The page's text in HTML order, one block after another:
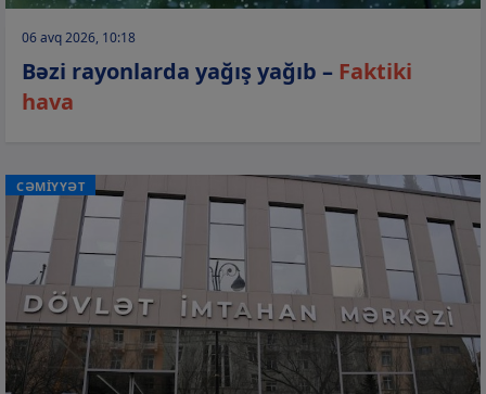
06 avq 2026, 10:18
Bəzi rayonlarda yağış yağıb – Faktiki
hava
CƏMİYYƏT